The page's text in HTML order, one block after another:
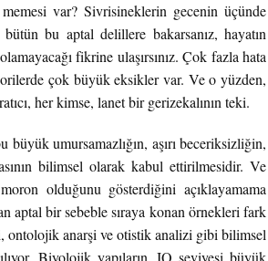
var? Sivrisineklerin gecenin üçünde
bütün bu aptal delillere bakarsanız, hayatın
fikrine ulaşırsınız. Çok fazla hata
çok büyük eksikler var. Ve o yüzden,
her kimse, lanet bir gerizekalının teki.
umursamazlığın, aşırı beceriksizliğin,
bilimsel olarak kabul ettirilmesidir. Ve
olduğunu gösterdiğini açıklayamama
bir sebeble sıraya konan örnekleri fark
ontolojik anarşi ve otistik analizi gibi bilimsel
Biyolojik yapıların, IQ seviyesi büyük